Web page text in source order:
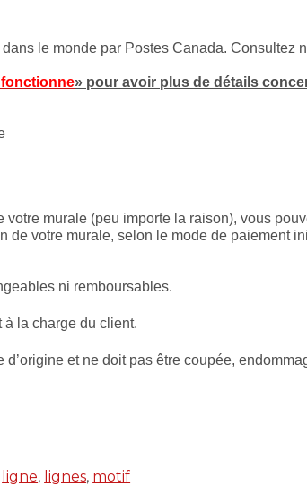
le monde par Postes Canada. Consultez
» pour avoir plus de détails
votre murale (peu importe la raison), vous
de votre murale, selon le mode de paiement
ni remboursables.
à la charge du client.
et ne doit pas être coupée,
ligne, lignes, motif